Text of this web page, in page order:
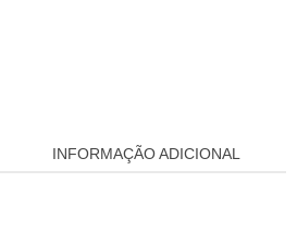
INFORMAÇÃO ADICIONAL